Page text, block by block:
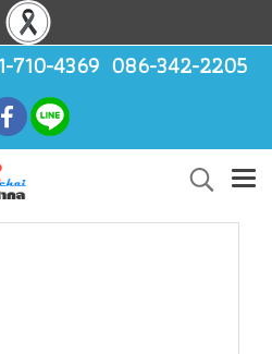
710-4369 086-342-2205